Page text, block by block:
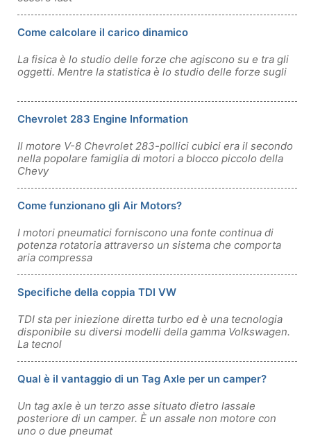
Come calcolare il carico dinamico
La fisica è lo studio delle forze che agiscono su e tra gli
oggetti. Mentre la statistica è lo studio delle forze sugli
Chevrolet 283 Engine Information
Il motore V-8 Chevrolet 283-pollici cubici era il secondo
nella popolare famiglia di motori a blocco piccolo della
Chevy
Come funzionano gli Air Motors?
I motori pneumatici forniscono una fonte continua di
potenza rotatoria attraverso un sistema che comporta
aria compressa
Specifiche della coppia TDI VW
TDI sta per iniezione diretta turbo ed è una tecnologia
disponibile su diversi modelli della gamma Volkswagen.
La tecnol
Qual è il vantaggio di un Tag Axle per un camper?
Un tag axle è un terzo asse situato dietro lassale
posteriore di un camper. È un assale non motore con
uno o due pneumat